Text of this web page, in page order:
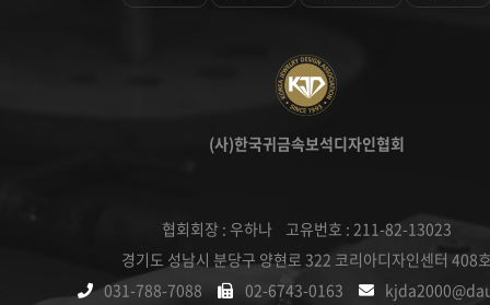
(사)한국귀금속보석디자인협회
협회회장 : 우하나 고유번호 : 211-82-13023
경기도 성남시 분당구 양현로 322 코리아디자인센터 408
031-788-7088
02-6743-0163